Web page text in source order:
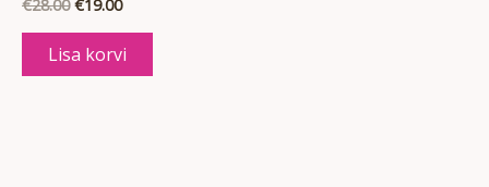
€28.00 €19.00
Lisa korvi